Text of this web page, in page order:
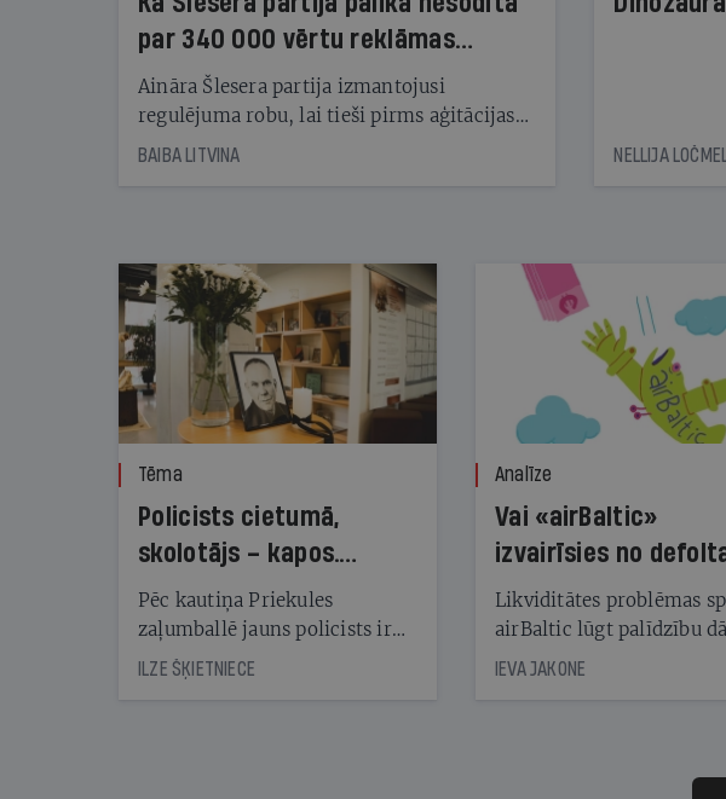
par 340 000 vērtu reklāmas
kampaņu
Aināra Šlesera partija izmantojusi
regulējuma robu, lai tieši pirms aģitācijas
starta izreklamētos par summu, kas
BAIBA LITVINA NELLIJA
Tēma
Policists cietumā,
skolotājs – kapos.
Reibuma cena Priekulē
Pēc kautiņa Priekules
zaļumballē jauns policists ir
nonācis cietumā, bet
cienījams pedagogs — kapos.
ILZE ŠĶIETNIECE
Analīze
Vai «airBaltic»
izvairīsies no
Likviditātes problēmas
airBaltic lūgt palīdzību
obligāciju turētājiem, taču
samaksāt augstos
IEVA JAKONE